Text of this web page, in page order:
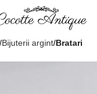
Bijuterii argint Bratari